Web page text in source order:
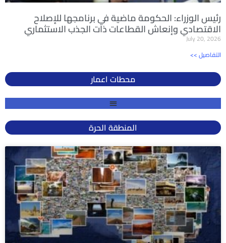
رئيس الوزراء: الحكومة ماضية في برنامجها للإصلاح
الاقتصادي وإنعاش القطاعات ذات الجذب الاستثماري
July 20, 2026
<< التفاصيل
محطات اعمار
المنطقة الحرة